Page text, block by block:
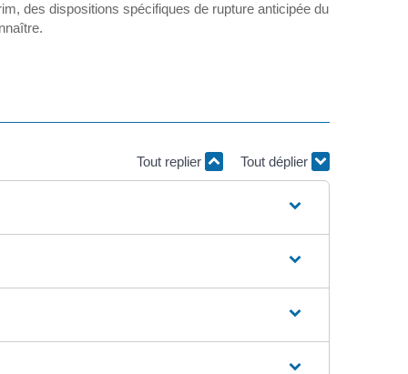
des dispositions spécifiques de rupture anticipée du
Tout replier Tout déplier